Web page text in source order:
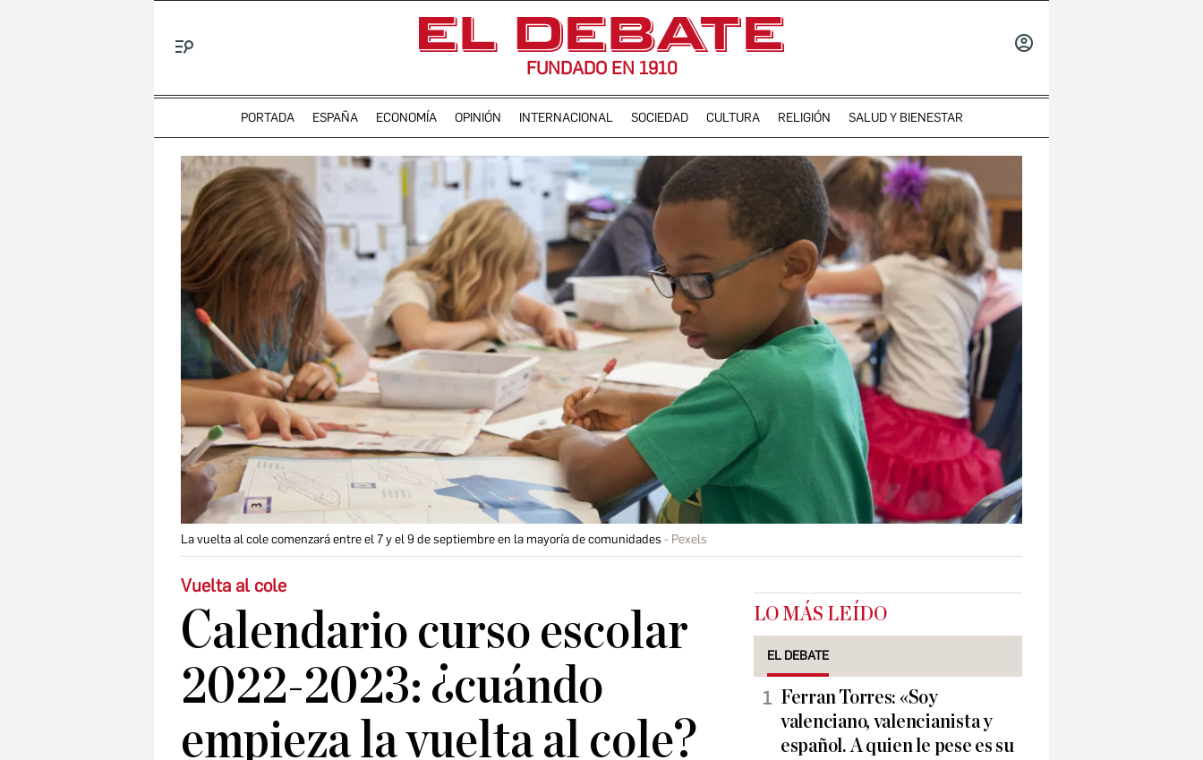
FUNDADO EN 1910
PORTADA ESPAÑA ECONOMÍA OPINIÓN INTERNACIONAL SOCIEDAD CULTURA RELIGIÓN SALUD Y BIENESTAR
La vuelta al cole comenzará entre el 7 y el 9 de septiembre en la mayoría de comunidades Pexels
Vuelta al cole
Calendario curso escolar
2022-2023: ¿cuándo
empieza la vuelta al cole?
LO MÁS LEÍDO
EL DEBATE
Ferran Torres: «Soy
valenciano, valencianista y
español. A quien le pese es su